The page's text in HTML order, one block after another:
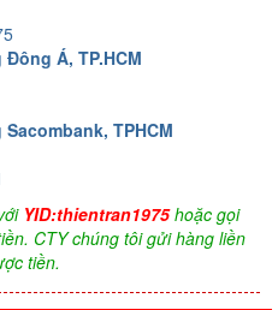
Á, TP.HCM
TPHCM
YID:thientran1975hoặc gọi
CTY chúng tôi gửi hàng liền
tiền.